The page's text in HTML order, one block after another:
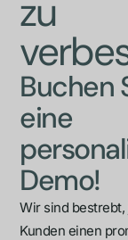
zu
Buchen
eine
Demo!
Wir sind bestrebt,
Kunden einen